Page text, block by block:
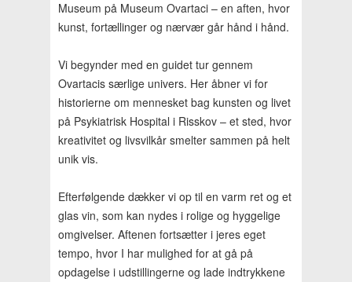
Museum på Museum Ovartaci – en aften, hvor
kunst, fortællinger og nærvær går hånd i hånd.
Vi begynder med en guidet tur gennem
Ovartacis særlige univers. Her åbner vi for
historierne om mennesket bag kunsten og livet
på Psykiatrisk Hospital i Risskov – et sted, hvor
kreativitet og livsvilkår smelter sammen på helt
unik vis.
Efterfølgende dækker vi op til en varm ret og et
glas vin, som kan nydes i rolige og hyggelige
omgivelser. Aftenen fortsætter i jeres eget
tempo, hvor I har mulighed for at gå på
opdagelse i udstillingerne og lade indtrykkene